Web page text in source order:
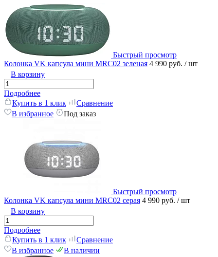
Быстрый просмотр
Колонка VK капсула мини MRC02 зеленая 4 990 руб. / шт
В корзину
Подробнее
Купить в 1 клик
Сравнение
В избранное
Под заказ
Быстрый просмотр
Колонка VK капсула мини MRC02 серая 4 990 руб. / шт
В корзину
Подробнее
Купить в 1 клик
Сравнение
В избранное
В наличии